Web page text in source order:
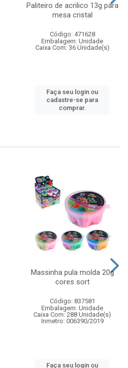
Paliteiro de acrilico 13g para
mesa cristal
Código: 471628
Embalagem: Unidade
Caixa Com: 36 Unidade(s)
Faça seu login ou
cadastre-se para
comprar.
Massinha pula molda 20g
cores sort
Código: 837581
Embalagem: Unidade
Caixa Com: 288 Unidade(s)
Inmetro: 006390/2019
Faça seu login ou